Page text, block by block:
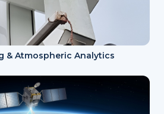
& Atmospheric Analytics